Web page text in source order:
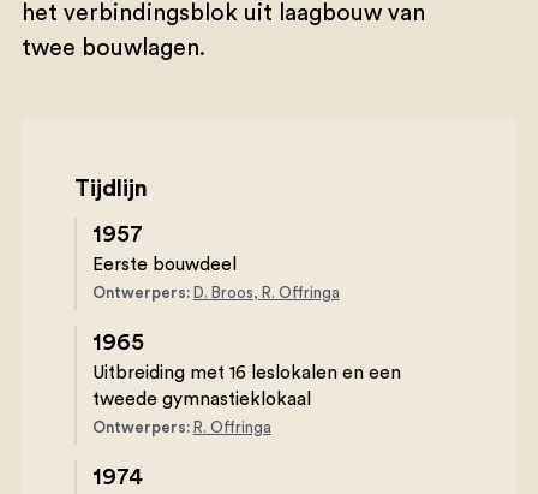
het verbindingsblok uit laagbouw van
twee bouwlagen.
Tijdlijn
1957
Eerste bouwdeel
Ontwerpers: D. Broos, R. Offringa
1965
Uitbreiding met 16 leslokalen en een
tweede gymnastieklokaal
Ontwerpers: R. Offringa
1974